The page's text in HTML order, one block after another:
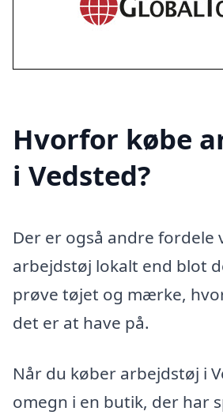
Hvorfor købe
i Vedsted?
Der er også andre fordele
arbejdstøj lokalt end blot
prøve tøjet og mærke,
det er at have på.
Når du køber arbejdstøj i
omegn i en butik, der har